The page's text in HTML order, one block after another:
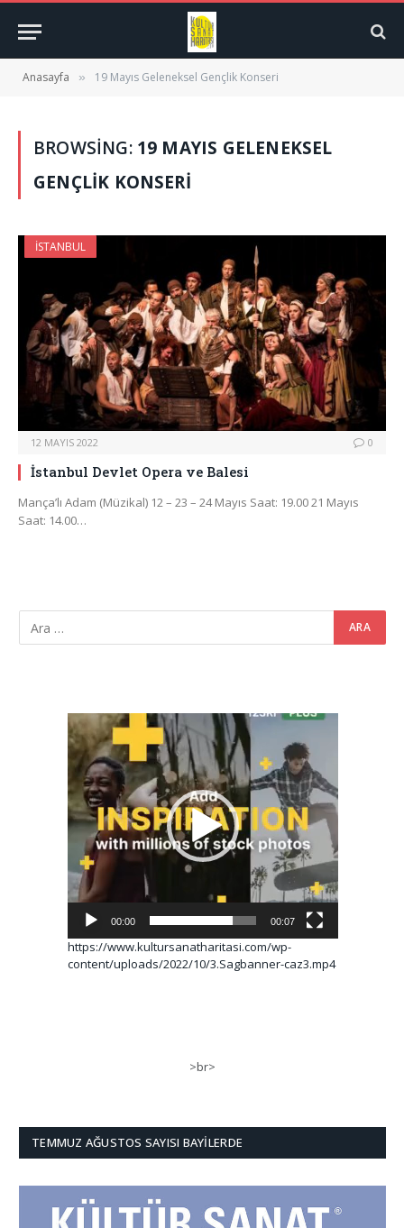
Anasayfa » 19 Mayıs Geleneksel Gençlik Konseri
BROWSING: 19 MAYIS GELENEKSEL
GENÇLIK KONSERI
İSTANBUL
12 MAYIS 2022 0
İstanbul Devlet Opera ve Balesi
Mança’lı Adam (Müzikal) 12 – 23 – 24 Mayıs Saat: 19.00 21 Mayıs
Saat: 14.00…
Video
oynatıcı
00:00 00:07
https://www.kultursanatharitasi.com/wp-
content/uploads/2022/10/3.Sagbanner-caz3.mp4
>br>
TEMMUZ AĞUSTOS SAYISI BAYILERDE